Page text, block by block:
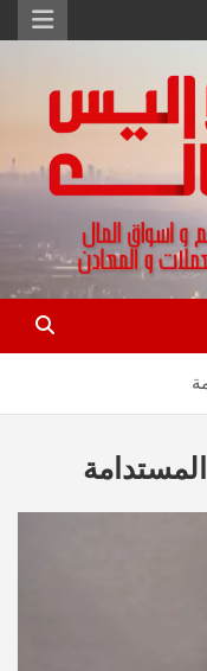
المال و العملات
المستدامة